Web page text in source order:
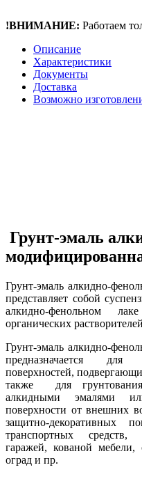
!ВНИМАНИЕ: Работаем
Описание
Характеристики
Документы
Доставка
Возможно
Грунт-эмаль
Грунт-эмаль алкидно-
представляет собой
алкидно-фенольном
органических
Грунт-эмаль алкидно-
предназначается для
поверхностей,
также для
алкидными эмалями
поверхности от внешних
защитно-декоративных
транспортных средств,
гаражей, кованой
оград и пр.